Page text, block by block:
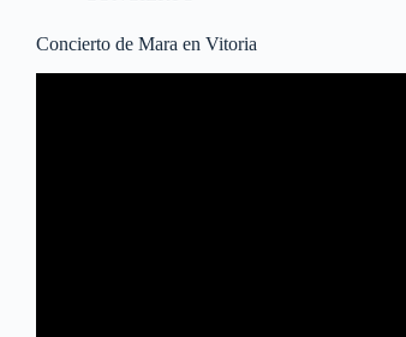
Concierto de Mara en Vitoria